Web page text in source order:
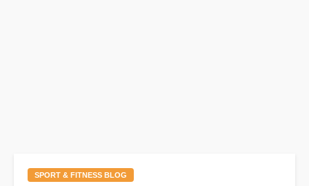
SPORT & FITNESS BLOG